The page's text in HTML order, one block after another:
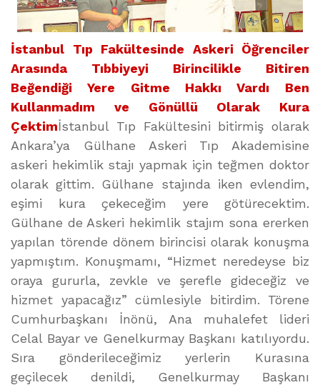
İstanbul Tıp Fakültesinde Askeri Öğrenciler
Arasında Tıbbiyeyi Birincilikle Bitiren
Beğendiği Yere Gitme Hakkı Vardı Ben
Kullanmadım ve Gönüllü Olarak Kura
Çektimİstanbul Tıp Fakültesini bitirmiş olarak
Ankara’ya Gülhane Askeri Tıp Akademisine
askeri hekimlik stajı yapmak için teğmen doktor
olarak gittim. Gülhane stajında iken evlendim,
eşimi kura çekeceğim yere götürecektim.
Gülhane de Askeri hekimlik stajım sona ererken
yapılan törende dönem birincisi olarak konuşma
yapmıştım. Konuşmamı, “Hizmet neredeyse biz
oraya gururla, zevkle ve şerefle gideceğiz ve
hizmet yapacağız” cümlesiyle bitirdim. Törene
Cumhurbaşkanı İnönü, Ana muhalefet lideri
Celal Bayar ve Genelkurmay Başkanı katılıyordu.
Sıra gönderileceğimiz yerlerin Kurasına
geçilecek denildi, Genelkurmay Başkanı